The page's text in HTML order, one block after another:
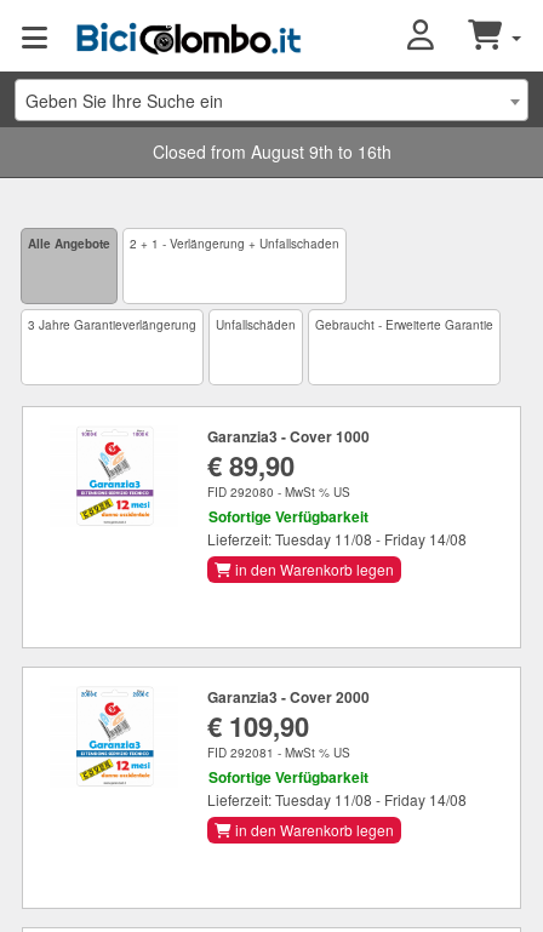
Geben Sie Ihre Suche ein
Closed from August 9th to 16th
Alle Angebote 2 + 1 - Verlängerung + Unfallschaden
3 Jahre Garantieverlängerung Unfallschäden Gebraucht - Erweiterte Garantie
Garanzia3 - Cover 1000
€ 89,90
FID 292080 - MwSt % US
Sofortige Verfügbarkeit
Lieferzeit: Tuesday 11/08 - Friday 14/08
in den Warenkorb legen
Garanzia3 - Cover 2000
€ 109,90
FID 292081 - MwSt % US
Sofortige Verfügbarkeit
Lieferzeit: Tuesday 11/08 - Friday 14/08
in den Warenkorb legen